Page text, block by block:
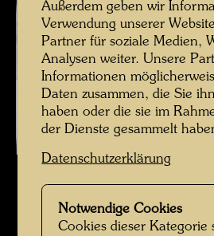
Hundertwasser am Heldenplatz in Wien ,
Hundertwasser in den
Außerdem geben wir
Verwendung unserer
Partner für soziale Medien,
Analysen weiter. Unsere
Informationen
Daten zusammen, die Sie
haben oder die sie im
der Dienste gesammelt
Datenschutzerklärung
Notwendige Cookies
Cookies dieser Kategorie